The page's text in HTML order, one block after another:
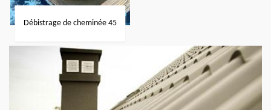
Débistrage de cheminée 45